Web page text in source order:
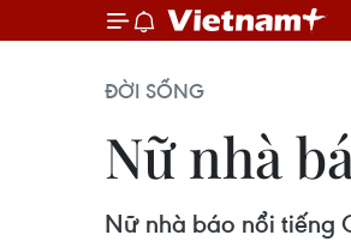
ĐỜI SỐNG
Nữ nhà
Nữ nhà báo nổi tiếng